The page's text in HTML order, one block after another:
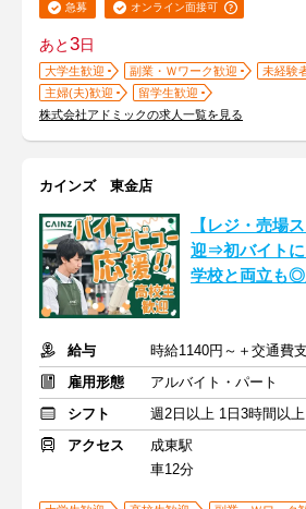
急募 オンライン面接可
あと3日
大学生歓迎 副業・Ｗワーク歓迎
未経験
主婦(夫)歓迎
留学生歓迎
株式会社アドミックの求人一覧を見る
カインズ 東金店
【レジ・売場
迎⇒初バイト
学校と両立も
給与
時給1140円～＋交通費
雇用形態
アルバイト・パート
シフト
週2日以上 1日3時間以上
アクセス
成東駅
車12分